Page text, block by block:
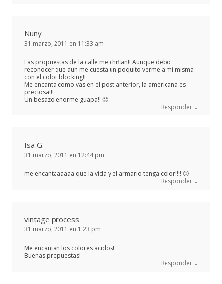
Nuny
31 marzo, 2011 en 11:33 am
Las propuestas de la calle me chiflan!! Aunque debo
reconocer que aun me cuesta un poquito verme a mi misma
con el color blocking!!
Me encanta como vas en el post anterior, la americana es
preciosa!!!
Un besazo enorme guapa!! 🙂
Responder ↓
Isa G.
31 marzo, 2011 en 12:44 pm
me encantaaaaaa que la vida y el armario tenga color!!!! 🙂
Responder ↓
vintage process
31 marzo, 2011 en 1:23 pm
Me encantan los colores acidos!
Buenas propuestas!
Responder ↓